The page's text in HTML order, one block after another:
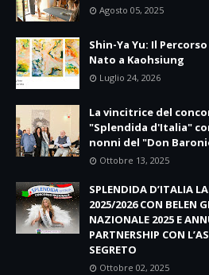
Agosto 05, 2025
Shin-Ya Yu: Il
Nato a Kaohsiung
Luglio 24, 2026
La vincitrice del
"Splendida d'Italia"
nonni del "Don
Ottobre 13, 2025
SPLENDIDA D’ITALIA
2025/2026 CON BELEN
NAZIONALE 2025 E
PARTNERSHIP CON
SEGRETO
Ottobre 02, 2025